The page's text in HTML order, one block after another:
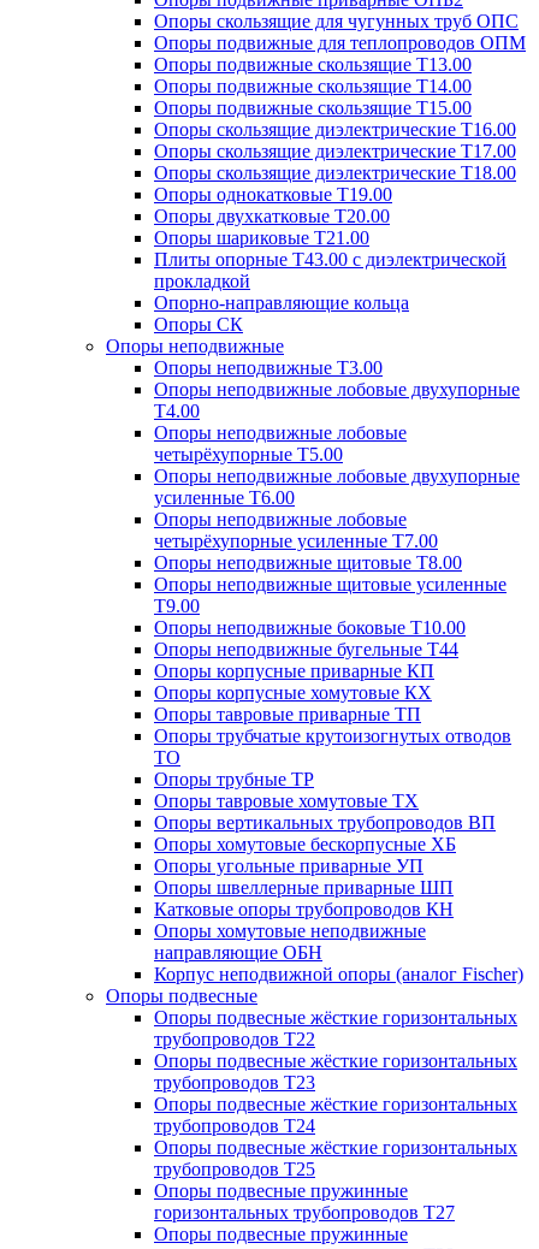
Опоры скользящие для чугунных труб ОПС
Опоры подвижные для теплопроводов ОПМ
Опоры подвижные скользящие Т13.00
Опоры подвижные скользящие Т14.00
Опоры подвижные скользящие Т15.00
Опоры скользящие диэлектрические Т16.00
Опоры скользящие диэлектрические Т17.00
Опоры скользящие диэлектрические Т18.00
Опоры однокатковые Т19.00
Опоры двухкатковые Т20.00
Опоры шариковые Т21.00
Плиты опорные Т43.00 с диэлектрической
прокладкой
Опорно-направляющие кольца
Опоры СК
Опоры неподвижные
Опоры неподвижные Т3.00
Опоры неподвижные лобовые двухупорные
Т4.00
Опоры неподвижные лобовые
четырёхупорные Т5.00
Опоры неподвижные лобовые двухупорные
усиленные Т6.00
Опоры неподвижные лобовые
четырёхупорные усиленные Т7.00
Опоры неподвижные щитовые Т8.00
Опоры неподвижные щитовые усиленные
Т9.00
Опоры неподвижные боковые Т10.00
Опоры неподвижные бугельные Т44
Опоры корпусные приварные КП
Опоры корпусные хомутовые КХ
Опоры тавровые приварные ТП
Опоры трубчатые крутоизогнутых отводов
ТО
Опоры трубные ТР
Опоры тавровые хомутовые ТХ
Опоры вертикальных трубопроводов ВП
Опоры хомутовые бескорпусные ХБ
Опоры угольные приварные УП
Опоры швеллерные приварные ШП
Катковые опоры трубопроводов КН
Опоры хомутовые неподвижные
направляющие ОБН
Корпус неподвижной опоры (аналог Fischer)
Опоры подвесные
Опоры подвесные жёсткие горизонтальных
трубопроводов Т22
Опоры подвесные жёсткие горизонтальных
трубопроводов Т23
Опоры подвесные жёсткие горизонтальных
трубопроводов Т24
Опоры подвесные жёсткие горизонтальных
трубопроводов Т25
Опоры подвесные пружинные
горизонтальных трубопроводов Т27
Опоры подвесные пружинные